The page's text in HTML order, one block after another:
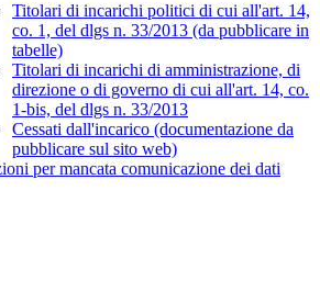
Titolari di incarichi politici di cui all'art. 14,
co. 1, del dlgs n. 33/2013 (da pubblicare in
tabelle)
Titolari di incarichi di amministrazione, di
direzione o di governo di cui all'art. 14, co.
1-bis, del dlgs n. 33/2013
Cessati dall'incarico (documentazione da
pubblicare sul sito web)
per mancata comunicazione dei dati